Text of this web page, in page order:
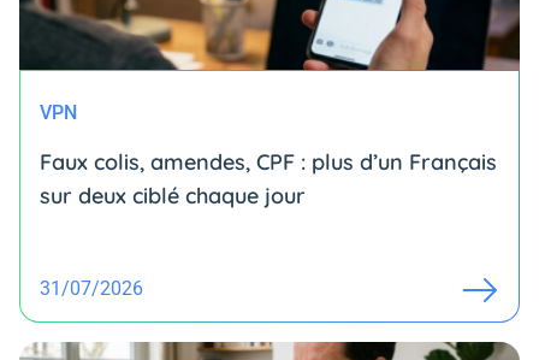
VPN
Faux colis, amendes, CPF : plus d’un Français
sur deux ciblé chaque jour
31/07/2026